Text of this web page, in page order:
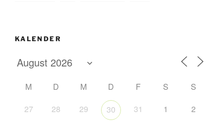
KALENDER
M D M D F S
S
27
28 29 30 31 1 2